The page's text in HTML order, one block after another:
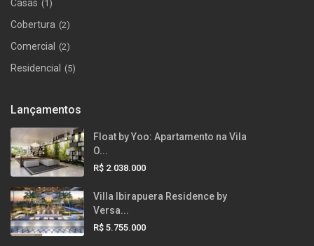
Casas (1)
Cobertura (2)
Comercial (2)
Residencial (5)
Lançamentos
Float by Yoo: Apartamento na Vila
O...
R$ 2.038.000
Villa Ibirapuera Residence by
Versa...
R$ 5.755.000